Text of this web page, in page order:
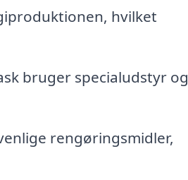
hvilket
bruger specialudstyr og
rengøringsmidler,